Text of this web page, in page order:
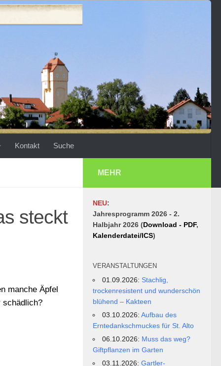
Kontakt Suche
steckt
manche Äpfel
schädlich?
MEHR
NEU:
Jahresprogramm 2026 - 2.
Halbjahr 2026 (Download - PDF,
Kalenderdatei/ICS)
VERANSTALTUNGEN
01.09.2026: Stachlig,
trockenresistent und wunderschön
blühend – Kakteen
03.10.2026:Aufbau des
Erntedankschmuckes für St. Alto
06.10.2026: Muss das weg?
Giftpflanzen im Garten
03.11.2026:Gartler-